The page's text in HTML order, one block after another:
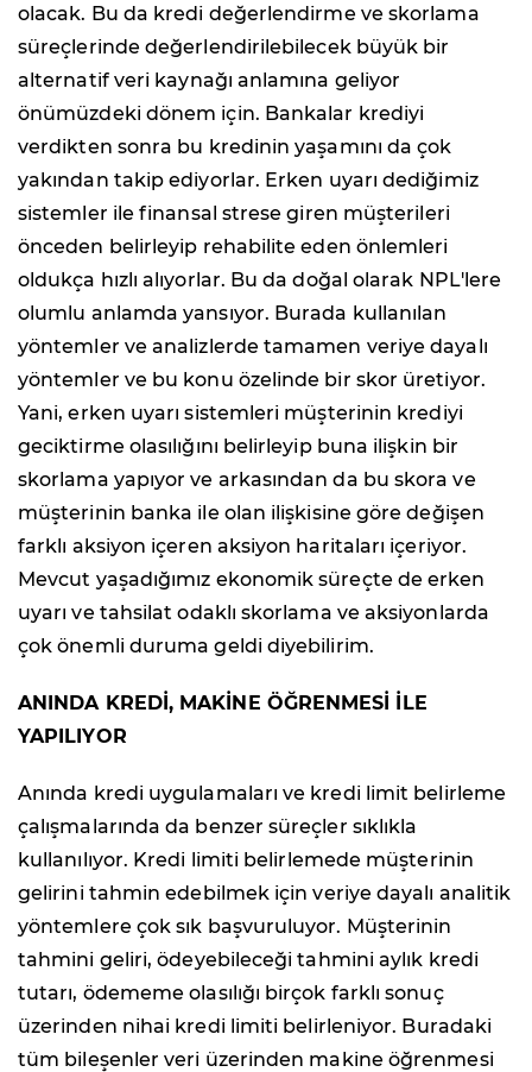
olacak. Bu da kredi değerlendirme ve skorlama
süreçlerinde değerlendirilebilecek büyük bir
alternatif veri kaynağı anlamına geliyor
önümüzdeki dönem için. Bankalar krediyi
verdikten sonra bu kredinin yaşamını da çok
yakından takip ediyorlar. Erken uyarı dediğimiz
sistemler ile finansal strese giren müşterileri
önceden belirleyip rehabilite eden önlemleri
oldukça hızlı alıyorlar. Bu da doğal olarak NPL'lere
olumlu anlamda yansıyor. Burada kullanılan
yöntemler ve analizlerde tamamen veriye dayalı
yöntemler ve bu konu özelinde bir skor üretiyor.
Yani, erken uyarı sistemleri müşterinin krediyi
geciktirme olasılığını belirleyip buna ilişkin bir
skorlama yapıyor ve arkasından da bu skora ve
müşterinin banka ile olan ilişkisine göre değişen
farklı aksiyon içeren aksiyon haritaları içeriyor.
Mevcut yaşadığımız ekonomik süreçte de erken
uyarı ve tahsilat odaklı skorlama ve aksiyonlarda
çok önemli duruma geldi diyebilirim.
ANINDA KREDİ, MAKİNE ÖĞRENMESİ İLE
YAPILIYOR
Anında kredi uygulamaları ve kredi limit belirleme
çalışmalarında da benzer süreçler sıklıkla
kullanılıyor. Kredi limiti belirlemede müşterinin
gelirini tahmin edebilmek için veriye dayalı analitik
yöntemlere çok sık başvuruluyor. Müşterinin
tahmini geliri, ödeyebileceği tahmini aylık kredi
tutarı, ödememe olasılığı birçok farklı sonuç
üzerinden nihai kredi limiti belirleniyor. Buradaki
tüm bileşenler veri üzerinden makine öğrenmesi